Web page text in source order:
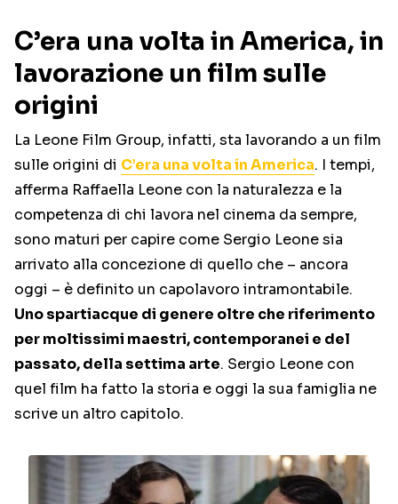
C’era una volta in America, in
lavorazione un film sulle
origini
La Leone Film Group, infatti, sta lavorando a un film
sulle origini di C’era una volta in America. I tempi,
afferma Raffaella Leone con la naturalezza e la
competenza di chi lavora nel cinema da sempre,
sono maturi per capire come Sergio Leone sia
arrivato alla concezione di quello che – ancora
oggi – è definito un capolavoro intramontabile.
Uno spartiacque di genere oltre che riferimento
per moltissimi maestri, contemporanei e del
passato, della settima arte. Sergio Leone con
quel film ha fatto la storia e oggi la sua famiglia ne
scrive un altro capitolo.